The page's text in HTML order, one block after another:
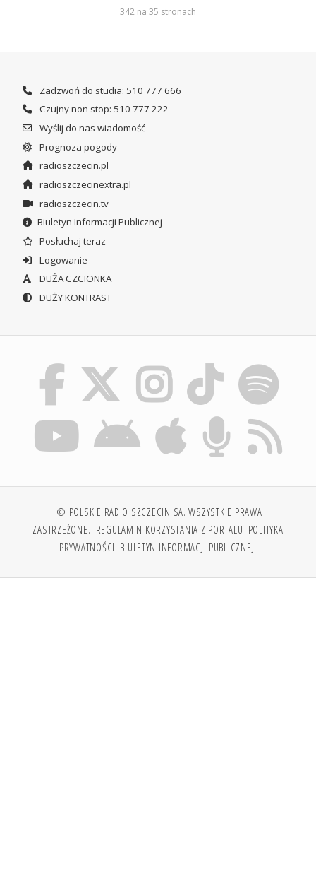
342 na 35 stronach
Zadzwoń do studia: 510 777 666
Czujny non stop: 510 777 222
Wyślij do nas wiadomość
Prognoza pogody
radioszczecin.pl
radioszczecinextra.pl
radioszczecin.tv
Biuletyn Informacji Publicznej
Posłuchaj teraz
Logowanie
DUŻA CZCIONKA
DUŻY KONTRAST
© POLSKIE RADIO SZCZECIN SA. WSZYSTKIE PRAWA
ZASTRZEŻONE. REGULAMIN KORZYSTANIA Z PORTALU POLITYKA
PRYWATNOŚCI BIULETYN INFORMACJI PUBLICZNEJ